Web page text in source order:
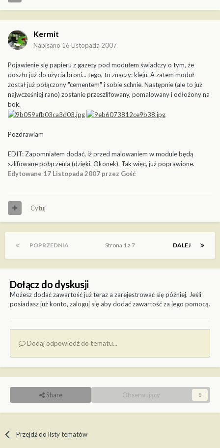
Kermit
Napisano 16 Listopada 2007
Pojawienie się papieru z gazety pod modułem świadczy o tym, że
doszło już do użycia broni... tego, to znaczy: kleju. A zatem moduł
został już połączony "cementem" i sobie schnie. Następnie (ale to już
najwcześniej rano) zostanie przeszlifowany, pomalowany i odłożony na
bok.
Pozdrawiam
EDIT: Zapomniałem dodać, iż przed malowaniem w module będą
szlifowane połączenia (dzięki, Okonek). Tak więc, już poprawione.
Edytowane 17 Listopada 2007 przez Gość
Cytuj
POPRZEDNIA DALEJ
Strona 1 z 7
Dołącz do dyskusji
Możesz dodać zawartość już teraz a zarejestrować się później. Jeśli
posiadasz już konto, zaloguj sięaby dodać zawartość za jego pomocą.
Dodaj odpowiedź do tematu...
Share Obserwujący 0
Przejdź do listy tematów